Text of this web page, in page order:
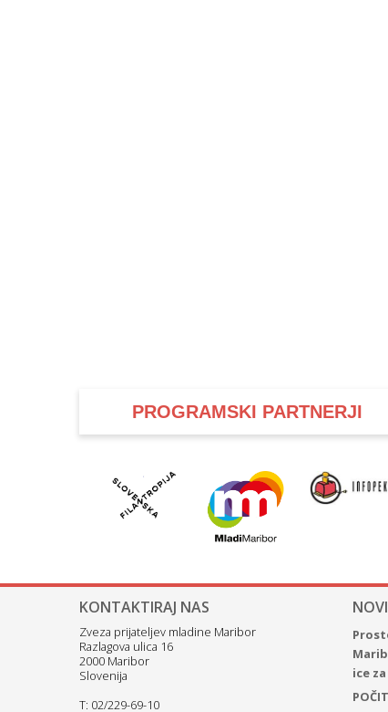
PROGRAMSKI PARTNERJI
KONTAKTIRAJ NAS
Zveza prijateljev mladine Maribor
Razlagova ulica 16
2000 Maribor
Slovenija
T: 02/229-69-10
ice